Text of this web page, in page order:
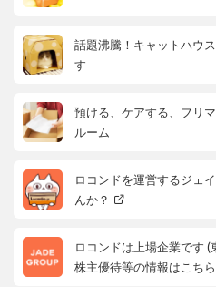
話題沸騰！キャットハウ
す
預ける、ケアする、フリ
ルーム
ロコンドを運営するジェ
んか？
ロコンドは上場企業です (
株主優待等の情報はこちら